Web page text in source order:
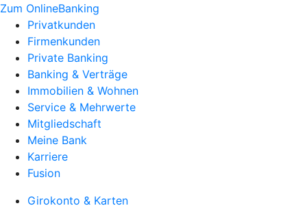
Zum OnlineBanking
Privatkunden
Firmenkunden
Private Banking
Banking & Verträge
Immobilien & Wohnen
Service & Mehrwerte
Mitgliedschaft
Meine Bank
Karriere
Fusion
Girokonto & Karten